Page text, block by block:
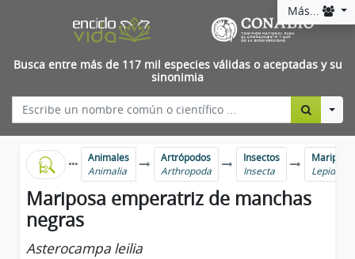
Más...
Busca entre más de 117 mil especies válidas o aceptadas y su
sinonimia
Animales
Animalia
Artrópodos
Arthropoda
Insectos
Insecta
Mariposa emperatriz de manchas
negras
Asterocampa leilia